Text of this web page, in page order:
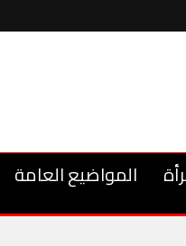
المواضيع العامة